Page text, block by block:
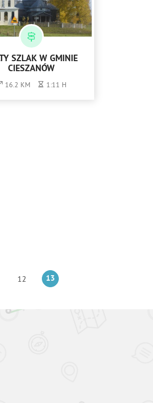
SZLAK W GMINIE
CIESZANÓW
16.2 KM 1:11 H
12 13